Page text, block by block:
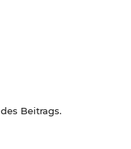
des Beitrags.